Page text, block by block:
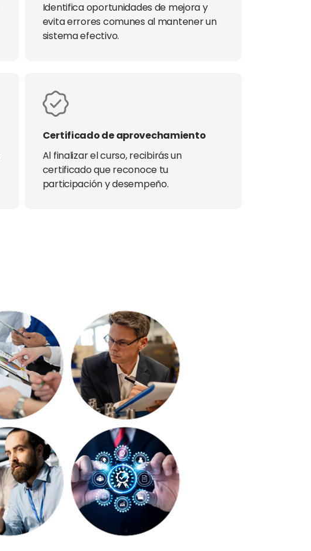
Identifica oportunidades de mejora y
evita errores comunes al mantener un
sistema efectivo.
Certificado de aprovechamiento
Al finalizar el curso, recibirás un
certificado que reconoce tu
participación y desempeño.